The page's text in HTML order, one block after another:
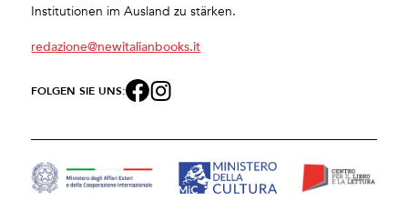
Institutionen im Ausland zu stärken.
redazione@newitalianbooks.it
FOLGEN SIE UNS: